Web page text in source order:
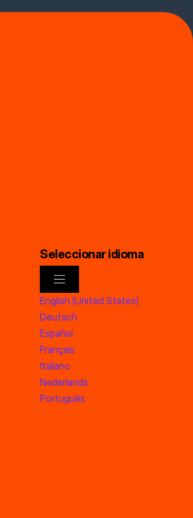
Seleccionar idioma
English (United States)
Deutsch
Español
Français
Italiano
Nederlands
Português